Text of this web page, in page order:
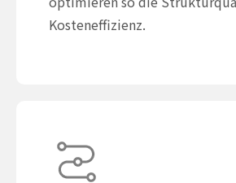
Kosteneffizienz.